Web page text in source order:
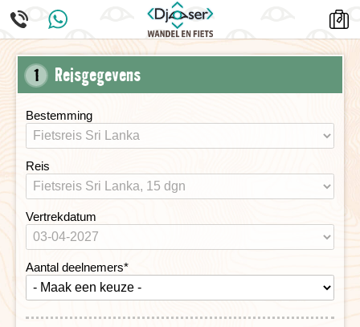
1 Reisgegevens
Bestemming
Reis
Vertrekdatum
Aantal deelnemers*